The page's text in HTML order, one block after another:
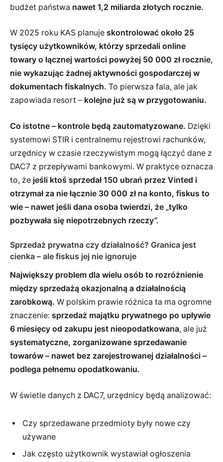
budżet państwa nawet 1,2 miliarda złotych rocznie.
W 2025 roku KAS planuje skontrolować około 25
tysięcy użytkowników, którzy sprzedali online
towary o łącznej wartości powyżej 50 000 zł rocznie,
nie wykazując żadnej aktywności gospodarczej w
dokumentach fiskalnych. To pierwsza fala, ale jak
zapowiada resort – kolejne już są w przygotowaniu.
Co istotne – kontrole będą zautomatyzowane. Dzięki
systemowi STIR i centralnemu rejestrowi rachunków,
urzędnicy w czasie rzeczywistym mogą łączyć dane z
DAC7 z przepływami bankowymi. W praktyce oznacza
to, że jeśli ktoś sprzedał 150 ubrań przez Vinted i
otrzymał za nie łącznie 30 000 zł na konto, fiskus to
wie – nawet jeśli dana osoba twierdzi, że „tylko
pozbywała się niepotrzebnych rzeczy”.
Sprzedaż prywatna czy działalność? Granica jest
cienka – ale fiskus jej nie ignoruje
Największy problem dla wielu osób to rozróżnienie
między sprzedażą okazjonalną a działalnością
zarobkową. W polskim prawie różnica ta ma ogromne
znaczenie: sprzedaż majątku prywatnego po upływie
6 miesięcy od zakupu jest nieopodatkowana, ale już
systematyczne, zorganizowane sprzedawanie
towarów – nawet bez zarejestrowanej działalności –
podlega pełnemu opodatkowaniu.
W świetle danych z DAC7, urzędnicy będą analizować:
Czy sprzedawane przedmioty były nowe czy
używane
Jak często użytkownik wystawiał ogłoszenia